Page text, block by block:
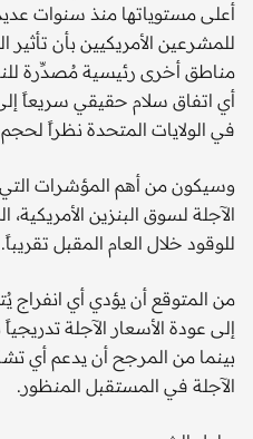
أعلى مستوياتها منذ سنوات
للمشرعين الأمريكيين بأن تأثير
مناطق أخرى رئيسية مُصدِّرة
أي اتفاق سلام حقيقي سريعاً
في الولايات المتحدة نظراً لحجم
وسيكون من أهم المؤشرات التي
الآجلة لسوق البنزين
للوقود خلال العام المقبل تقريباً.
من المتوقع أن يؤدي أي انفراج
إلى عودة الأسعار الآجلة
بينما من المرجح أن يدعم أي
الآجلة في المستقبل المنظور.